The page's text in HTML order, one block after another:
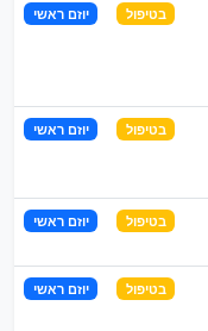
בטיפול יוזם ראשי
בטיפול יוזם ראשי
בטיפול יוזם ראשי
בטיפול יוזם ראשי